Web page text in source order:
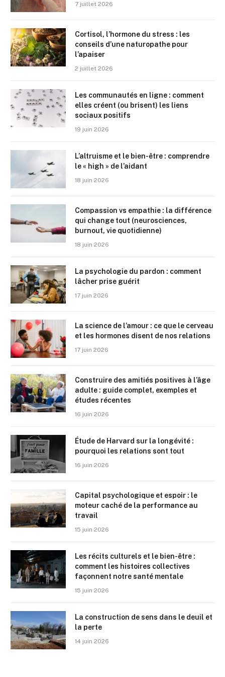
7 juillet 2026
Cortisol, l’hormone du stress : les
conseils d’une naturopathe pour
l’apaiser
2 juillet 2026
Les communautés en ligne : comment
elles créent (ou brisent) les liens
sociaux positifs
19 juin 2026
L’altruisme et le bien-être : comprendre
le « high » de l’aidant
18 juin 2026
Compassion vs empathie : la différence
qui change tout (neurosciences,
burnout, vie quotidienne)
18 juin 2026
La psychologie du pardon : comment
lâcher prise guérit
17 juin 2026
La science de l’amour : ce que le cerveau
et les hormones disent de nos relations
17 juin 2026
Construire des amitiés positives à l’âge
adulte : guide complet, exemples et
études récentes
16 juin 2026
Étude de Harvard sur la longévité :
pourquoi les relations sont tout
16 juin 2026
Capital psychologique et espoir : le
moteur caché de la performance au
travail
15 juin 2026
Les récits culturels et le bien-être :
comment les histoires collectives
façonnent notre santé mentale
15 juin 2026
La construction de sens dans le deuil et
la perte
14 juin 2026